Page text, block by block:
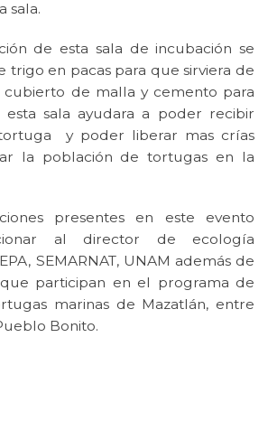
sala.
de esta sala de incubación se
trigo en pacas para que sirviera de
cubierto de malla y cemento para
esta sala ayudara a poder recibir
y poder liberar mas crías
la población de tortugas en la
presentes en este evento
al director de ecología
SEMARNAT, UNAM además de
participan en el programa de
marinas de Mazatlán, entre
Bonito.